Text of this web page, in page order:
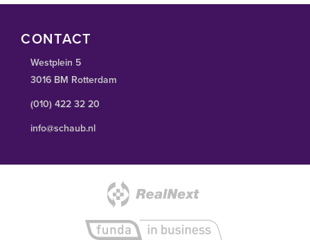
CONTACT
Westplein 5
3016 BM Rotterdam
(010) 422 32 20
info@schaub.nl